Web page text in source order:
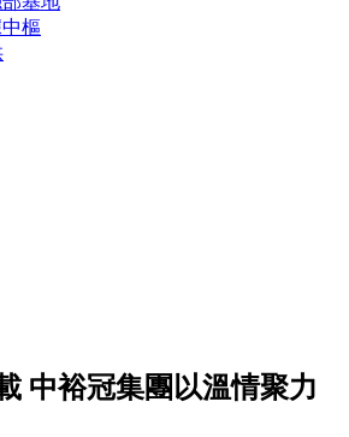
樞
中裕冠集團以溫情聚力